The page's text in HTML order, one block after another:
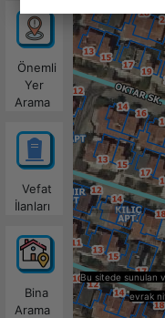
Önemli
Yer
Arama
Vefat
İlanları
Bina
Arama
Bu sitede sunulan
evrak